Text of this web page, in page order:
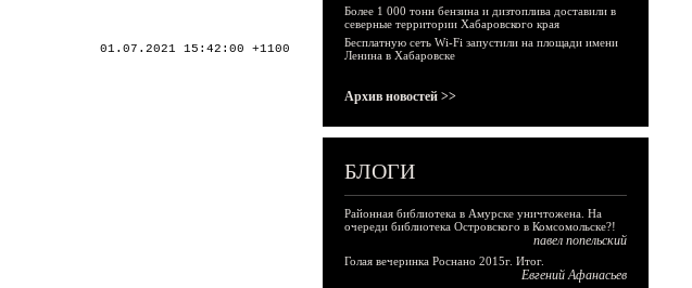
01.07.2021 15:42:00 +1100
Более 1 000 тонн бензина и дизтоплива доставили в
северные территории Хабаровского края
Бесплатную сеть Wi-Fi запустили на площади имени
Ленина в Хабаровске
Архив новостей >>
БЛОГИ
Районная библиотека в Амурске уничтожена. На
очереди библиотека Островского в Комсомольске?!
павел попельский
Голая вечеринка Роснано 2015г. Итог.
Евгений Афанасьев